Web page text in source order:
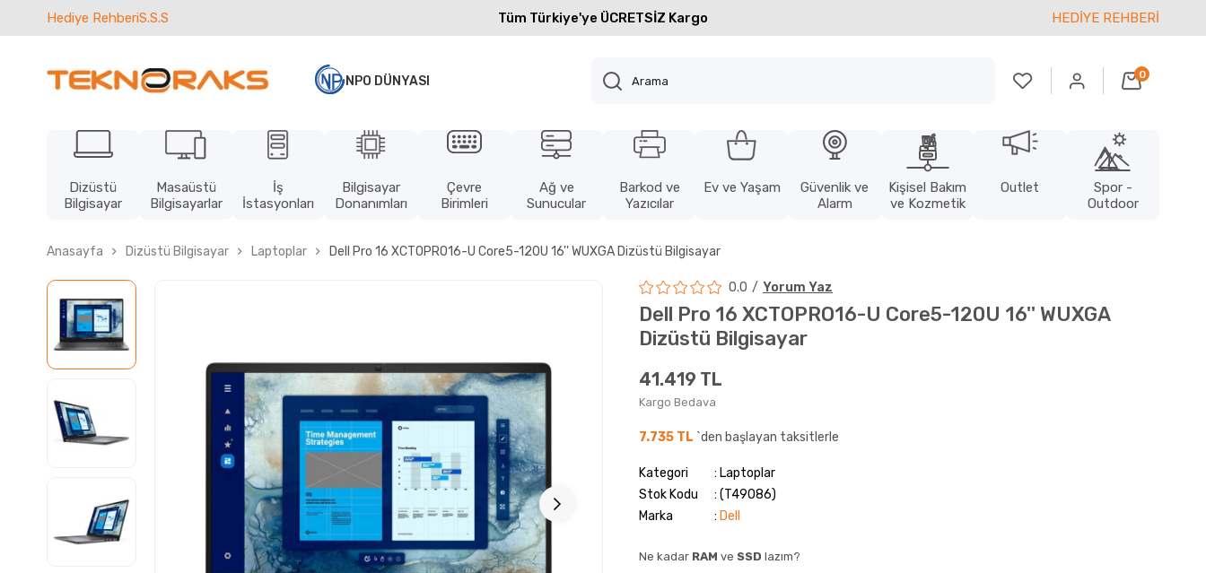
Hediye RehberiS.S.S Tüm Türkiye'ye ÜCRETSİZ Kargo HEDİYE REHBERİ
NPO DÜNYASI 0
Dizüstü
Bilgisayar
Masaüstü
Bilgisayarlar
İş
İstasyonları
Bilgisayar
Donanımları
Çevre
Birimleri
Ağ ve
Sunucular
Barkod ve
Yazıcılar
Ev ve Yaşam
Güvenlik ve
Alarm
Kişisel Bakım
ve Kozmetik
Outlet
Spor -
Outdoor
Anasayfa Dizüstü Bilgisayar Laptoplar Dell Pro 16 XCTOPRO16-U Core5-120U 16'' WUXGA Dizüstü Bilgisayar
0.0 Yorum Yaz
Dell Pro 16 XCTOPRO16-U Core5-120U 16'' WUXGA
Dizüstü Bilgisayar
41.419 TL
Kargo Bedava
7.735 TL `den başlayan taksitlerle
Kategori
Laptoplar
Stok Kodu
(T49086)
Marka
: Dell
Ne kadar RAM ve SSD lazım?